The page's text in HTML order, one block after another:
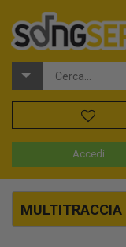
Accedi
MULTITRACCIA